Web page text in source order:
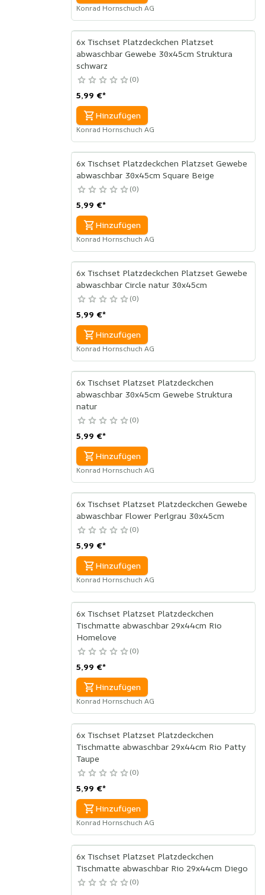
Konrad Hornschuch AG
6x Tischset Platzdeckchen Platzset
abwaschbar Gewebe 30x45cm Struktura
schwarz
0
5,99 €*
Hinzufügen
Konrad Hornschuch AG
6x Tischset Platzdeckchen Platzset Gewebe
abwaschbar 30x45cm Square Beige
0
5,99 €*
Hinzufügen
Konrad Hornschuch AG
6x Tischset Platzdeckchen Platzset Gewebe
abwaschbar Circle natur 30x45cm
0
5,99 €*
Hinzufügen
Konrad Hornschuch AG
6x Tischset Platzset Platzdeckchen
abwaschbar 30x45cm Gewebe Struktura
natur
0
5,99 €*
Hinzufügen
Konrad Hornschuch AG
6x Tischset Platzset Platzdeckchen Gewebe
abwaschbar Flower Perlgrau 30x45cm
0
5,99 €*
Hinzufügen
Konrad Hornschuch AG
6x Tischset Platzset Platzdeckchen
Tischmatte abwaschbar 29x44cm Rio
Homelove
0
5,99 €*
Hinzufügen
Konrad Hornschuch AG
6x Tischset Platzset Platzdeckchen
Tischmatte abwaschbar 29x44cm Rio Patty
Taupe
0
5,99 €*
Hinzufügen
Konrad Hornschuch AG
6x Tischset Platzset Platzdeckchen
Tischmatte abwaschbar Rio 29x44cm Diego
0